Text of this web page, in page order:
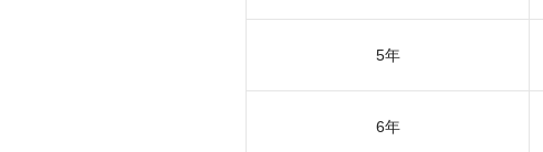
5年
6年